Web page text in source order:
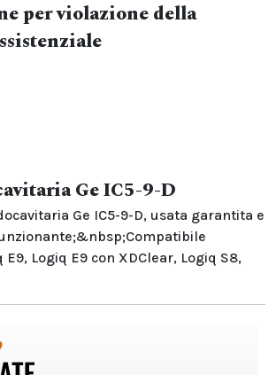
per violazione della
Ge IC5-9-D
Ge IC5-9-D, usata garantita e
Logiq E9 con XDClear, Logiq S8,